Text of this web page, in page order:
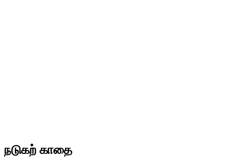
நடுகற் காதை